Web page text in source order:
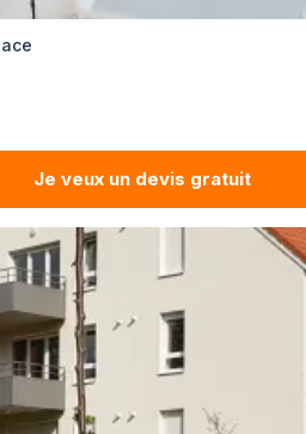
Je veux un devis gratuit